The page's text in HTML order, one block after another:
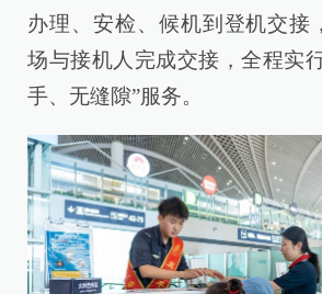
办理、安检、候机到登机交接
场与接机人完成交接，全程实
手、无缝隙”服务。